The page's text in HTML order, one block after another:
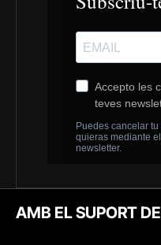
AMB EL SUPORT DE